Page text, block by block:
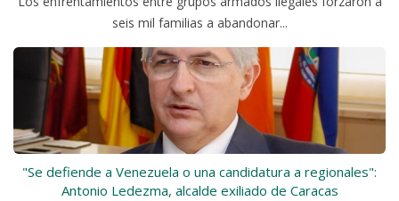
seis mil familias a abandonar...
"Se defiende a Venezuela o una candidatura a regionales":
Antonio Ledezma, alcalde exiliado de Caracas